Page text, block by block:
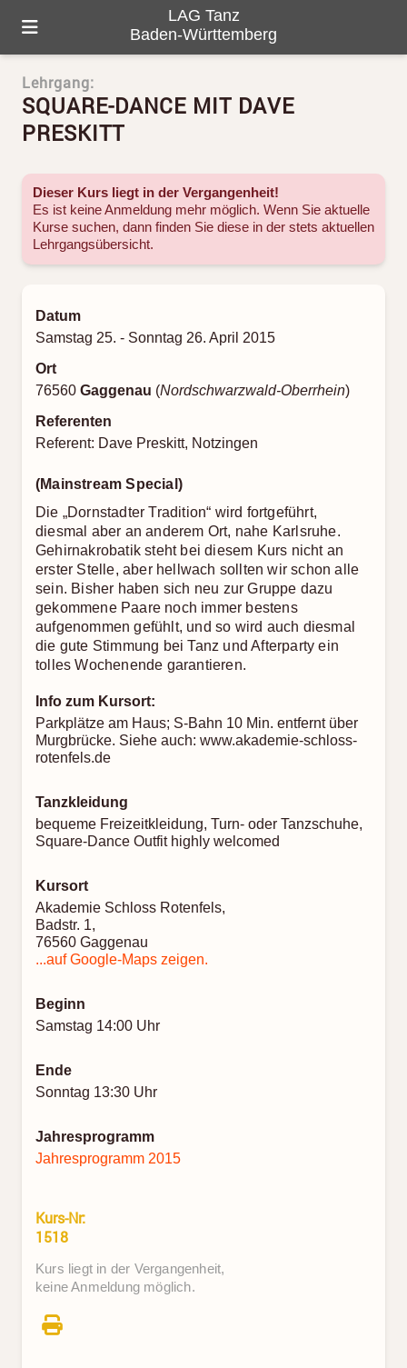
LAG Tanz
Baden-Württemberg
HOME
ÜBER UNS
GALERIE
TANZ-LANDKARTE
Lehrgang:
SQUARE-DANCE MIT DAVE
PRESKITT
Dieser Kurs liegt in der Vergangenheit!
Es ist keine Anmeldung mehr möglich. Wenn Sie aktuelle
Kurse suchen, dann finden Sie diese in der stets aktuellen
Lehrgangsübersicht.
Datum
Samstag 25. - Sonntag 26. April 2015
Ort
76560 Gaggenau (Nordschwarzwald-Oberrhein)
Referenten
Referent: Dave Preskitt, Notzingen
(Mainstream Special)
Die „Dornstadter Tradition“ wird fortgeführt,
diesmal aber an anderem Ort, nahe Karlsruhe.
Gehirnakrobatik steht bei diesem Kurs nicht an
erster Stelle, aber hellwach sollten wir schon alle
sein. Bisher haben sich neu zur Gruppe dazu
gekommene Paare noch immer bestens
aufgenommen gefühlt, und so wird auch diesmal
die gute Stimmung bei Tanz und Afterparty ein
tolles Wochenende garantieren.
Info zum Kursort:
Parkplätze am Haus; S-Bahn 10 Min. entfernt über
Murgbrücke. Siehe auch: www.akademie-schloss-
rotenfels.de
Tanzkleidung
bequeme Freizeitkleidung, Turn- oder Tanzschuhe,
Square-Dance Outfit highly welcomed
Kursort
Akademie Schloss Rotenfels,
Badstr. 1,
76560 Gaggenau
...auf Google-Maps zeigen.
Beginn
Samstag 14:00 Uhr
Ende
Sonntag 13:30 Uhr
Jahresprogramm
Jahresprogramm 2015
Kurs-Nr:
1518
Kurs liegt in der Vergangenheit,
keine Anmeldung möglich.